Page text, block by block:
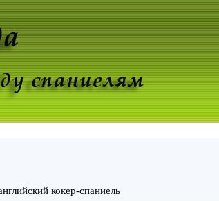
кокер-спаниель